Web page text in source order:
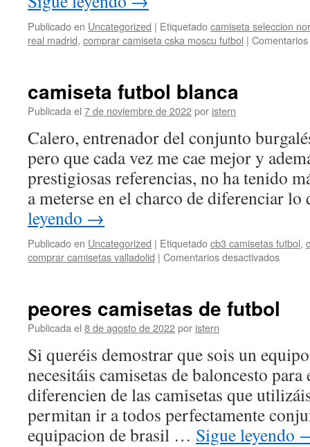
Publicado en Uncategorized | Etiquetadocamiseta seleccion
real madrid, comprar camiseta cska moscu futbol |
camiseta futbol blanca
Publicada el 7 de noviembre de 2022por istern
Calero, entrenador del conjunto
pero que cada vez me cae mejor y
prestigiosas referencias, no ha tenido
a meterse en el charco de diferenciar
leyendo →
Publicado en Uncategorized | Etiquetadocb3 camisetas futbol,
comprar camisetas valladolid | Comentarios desactivadosen
peores camisetas de futbol
Publicada el 8 de agosto de 2022por istern
Si queréis demostrar que sois un
necesitáis camisetas de baloncesto para
diferencien de las camisetas que
permitan ir a todos perfectamente
equipacion de brasil … Sigue leyendo